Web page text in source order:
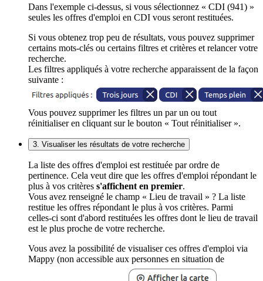
Dans l'exemple ci-dessus, si vous sélectionnez « CDI (941) »
seules les offres d'emploi en CDI vous seront restituées.
Si vous obtenez trop peu de résultats, vous pouvez supprimer
certains mots-clés ou certains filtres et critères et relancer votre
recherche.
Les filtres appliqués à votre recherche apparaissent de la façon
suivante :
Vous pouvez supprimer les filtres un par un ou tout
réinitialiser en cliquant sur le bouton « Tout réinitialiser ».
3. Visualiser les résultats de votre recherche
La liste des offres d'emploi est restituée par ordre de
pertinence. Cela veut dire que les offres d'emploi répondant le
plus à vos critères s'affichent en premier.
Vous avez renseigné le champ « Lieu de travail » ? La liste
restitue les offres répondant le plus à vos critères. Parmi
celles-ci sont d'abord restituées les offres dont le lieu de travail
est le plus proche de votre recherche.
Vous avez la possibilité de visualiser ces offres d'emploi via
Mappy (non accessible aux personnes en situation de